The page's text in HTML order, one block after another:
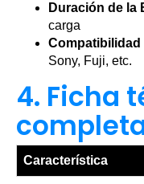
Duración de la
carga
Compatibilidad
Sony, Fuji, etc.
4. Ficha
Característica